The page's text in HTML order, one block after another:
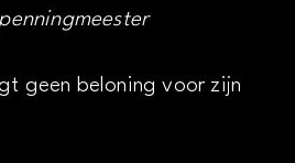
penningmeester
geen beloning voor zijn